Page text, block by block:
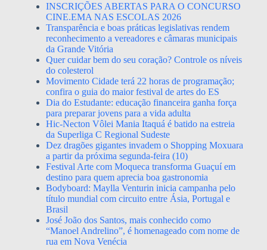
INSCRIÇÕES ABERTAS PARA O CONCURSO
CINE.EMA NAS ESCOLAS 2026
Transparência e boas práticas legislativas rendem
reconhecimento a vereadores e câmaras municipais
da Grande Vitória
Quer cuidar bem do seu coração? Controle os níveis
do colesterol
Movimento Cidade terá 22 horas de programação;
confira o guia do maior festival de artes do ES
Dia do Estudante: educação financeira ganha força
para preparar jovens para a vida adulta
Hic-Necton Vôlei Mania Itaquá é batido na estreia
da Superliga C Regional Sudeste
Dez dragões gigantes invadem o Shopping Moxuara
a partir da próxima segunda-feira (10)
Festival Arte com Moqueca transforma Guaçuí em
destino para quem aprecia boa gastronomia
Bodyboard: Maylla Venturin inicia campanha pelo
título mundial com circuito entre Ásia, Portugal e
Brasil
José João dos Santos, mais conhecido como
“Manoel Andrelino”, é homenageado com nome de
rua em Nova Venécia